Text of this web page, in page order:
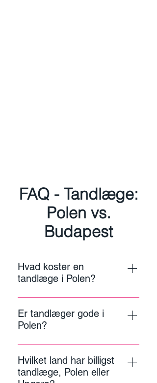
FAQ - Tandlæge:
Polen vs.
Budapest
Hvad koster en
tandlæge i Polen?
Prisniveauet for tandbehandling i
Polen er, ligesom i Ungarn,
betydeligt lavere end i Danmark.
besparelser på 50-60% eller mere
på kroner, broer og implantater.
Er tandlæger gode i
Polen?
Ja, der findes mange dygtige og
veluddannede tandlæger i Polen,
ligesom der gør i Ungarn. Begge
Hvilket land har billigst
tandlæge, Polen eller